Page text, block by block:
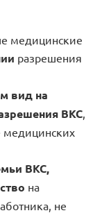
медицинские
разрешения
вид на
ВКС
медицинских
ВКС,
на
не